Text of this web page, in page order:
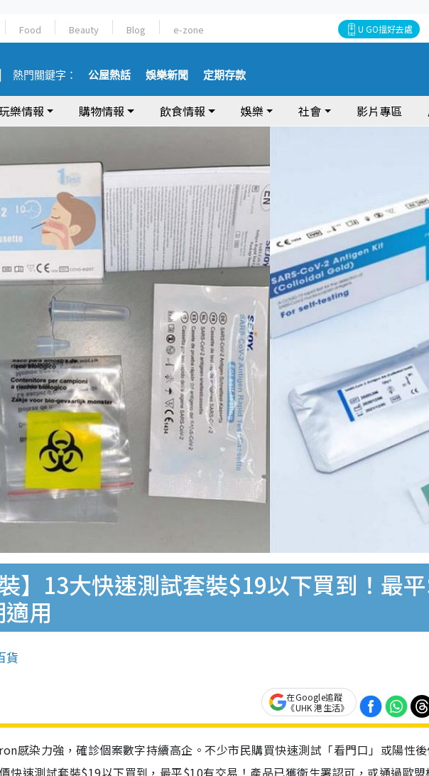
Food Beauty Blog e-zone U GO搵好去處
熱門關鍵字： 公屋熱話 娛樂新聞 定期存款
樂情報 購物情報 飲食情報 娛樂 社會 影片專區
裝】13大快速測試套裝$19以下買到！最
用
貨
在Google追蹤
《UHK 港生活》
感染力強，確診個案數字持續高企。不少市民購買快速測試「看門口」或陽性
快速測試套裝$19以下買到，最平$10有交易！產品已獲衛生署認可，或通過歐盟